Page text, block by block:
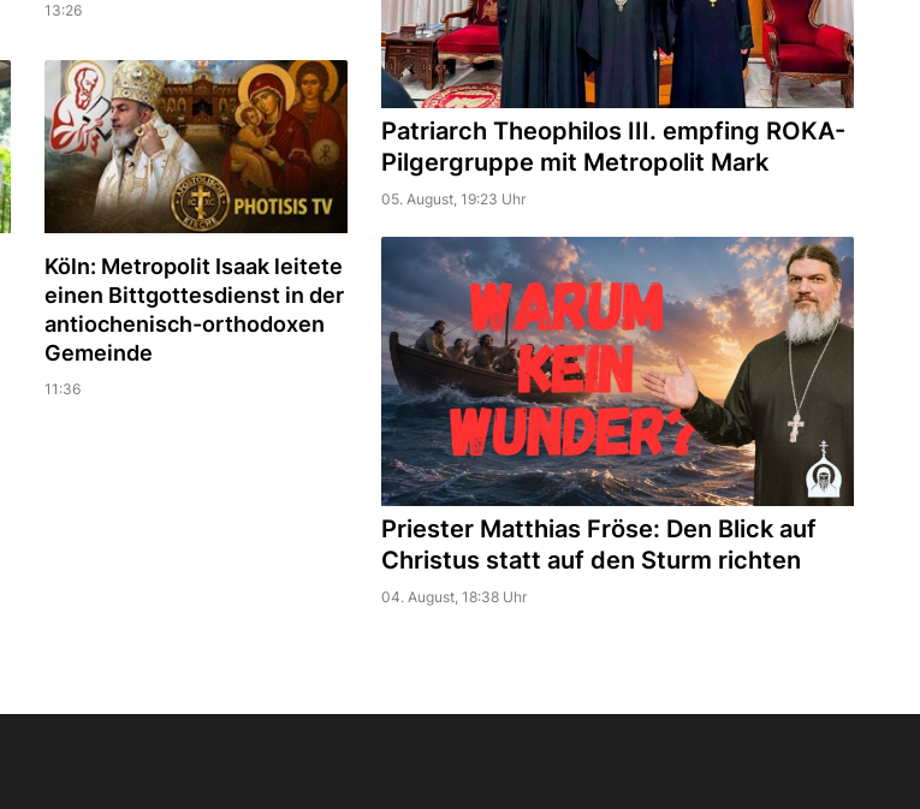
13:26
Köln: Metropolit Isaak leitete
einen Bittgottesdienst in der
antiochenisch-orthodoxen
Gemeinde
11:36
Patriarch Theophilos III. empfing ROKA-
Pilgergruppe mit Metropolit Mark
05. August, 19:23 Uhr
Priester Matthias Fröse: Den Blick auf
Christus statt auf den Sturm richten
04. August, 18:38 Uhr